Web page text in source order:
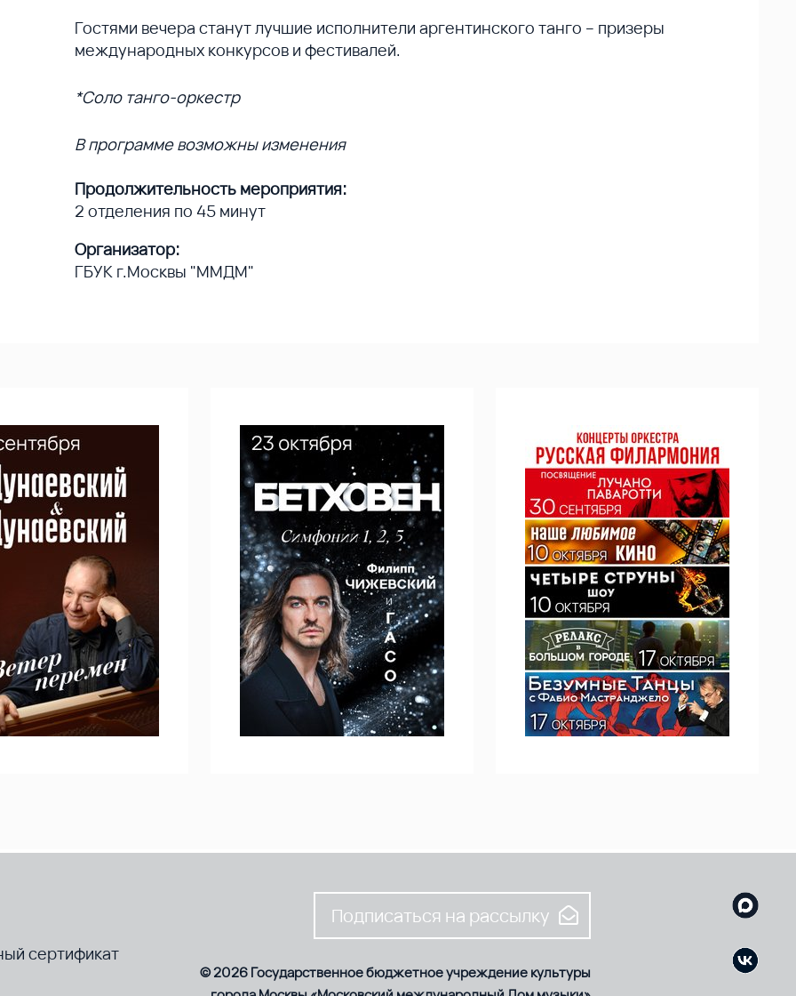
Гостями вечера станут лучшие исполнители аргентинского танго – призеры
международных конкурсов и фестивалей.
*Соло танго-оркестр
В программе возможны изменения
Продолжительность мероприятия:
2 отделения по 45 минут
Организатор:
ГБУК г.Москвы "ММДМ"
сертификат
Подписаться на рассылку
© 2026 Государственное бюджетное учреждение культуры